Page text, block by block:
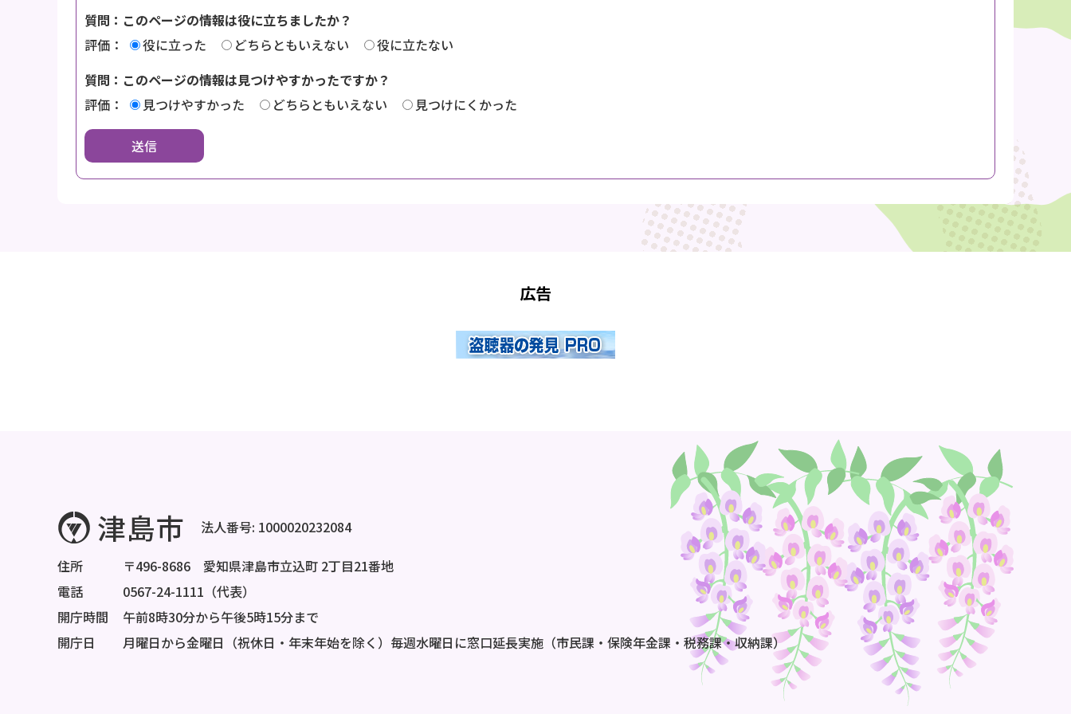
質問：このページの情報は役に立ちましたか？
評価：
役に立った どちらともいえない
役に立たない
質問：このページの情報は見つけやすかったですか？
評価：
見つけやすかった どちらともいえない 見つけにくかった
広告
法人番号: 1000020232084
住所
〒496-8686 愛知県津島市立込町 2丁目21番地
電話
0567-24-1111（代表）
開庁時間
午前8時30分から午後5時15分まで
開庁日
月曜日から金曜日（祝休日・年末年始を除く）毎週水曜日に窓口延長実施（市民課・保険年金課・税務課・収納課）